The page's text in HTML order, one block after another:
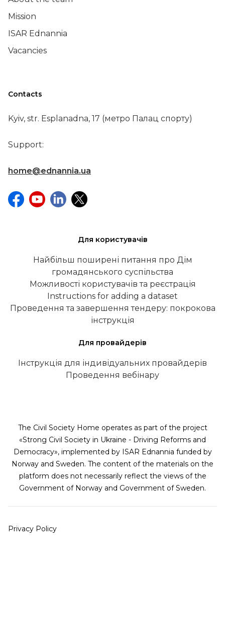
Mission
ISAR Ednannia
Vacancies
Contacts
Kyiv, str. Esplanadna, 17 (метро Палац спорту)
Support:
home@ednannia.ua
Для користувачів
Найбільш поширені питання про Дім
громадянського суспільства
Можливості користувачів та реєстрація
Instructions for adding a dataset
Проведення та завершення тендеру: покрокова
інструкція
Для провайдерів
Інструкція для індивідуальних провайдерів
Проведення вебінару
The Civil Society Home operates as part of the project
«Strong Civil Society in Ukraine - Driving Reforms and
Democracy», implemented by ISAR Ednannia funded by
Norway and Sweden. The content of the materials on the
platform does not necessarily reflect the views of the
Government of Norway and Government of Sweden.
Privacy Policy